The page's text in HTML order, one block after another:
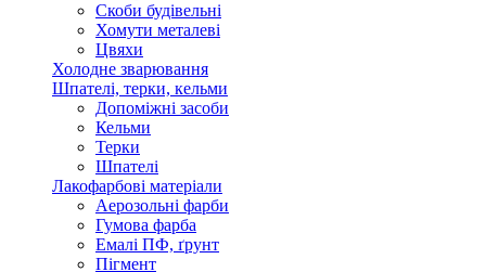
Скоби будівельні
Хомути металеві
Цвяхи
Холодне зварювання
Шпателі, терки, кельми
Допоміжні засоби
Кельми
Терки
Шпателі
Лакофарбові матеріали
Аерозольні фарби
Гумова фарба
Емалі ПФ, ґрунт
Пігмент